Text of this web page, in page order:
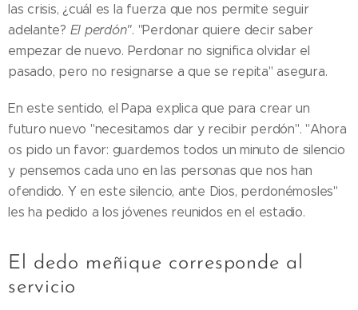
las crisis, ¿cuál es la fuerza que nos permite seguir
adelante? El perdón". "Perdonar quiere decir saber
empezar de nuevo. Perdonar no significa olvidar el
pasado, pero no resignarse a que se repita" asegura.
En este sentido, el Papa explica que para crear un
futuro nuevo "necesitamos dar y recibir perdón". "Ahora
os pido un favor: guardemos todos un minuto de silencio
y pensemos cada uno en las personas que nos han
ofendido. Y en este silencio, ante Dios, perdonémosles"
les ha pedido a los jóvenes reunidos en el estadio.
El dedo meñique corresponde al
servicio